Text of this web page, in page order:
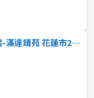
花蓮房仲推薦 2 預售好案-滿達晴苑 花蓮市2~3房 5B